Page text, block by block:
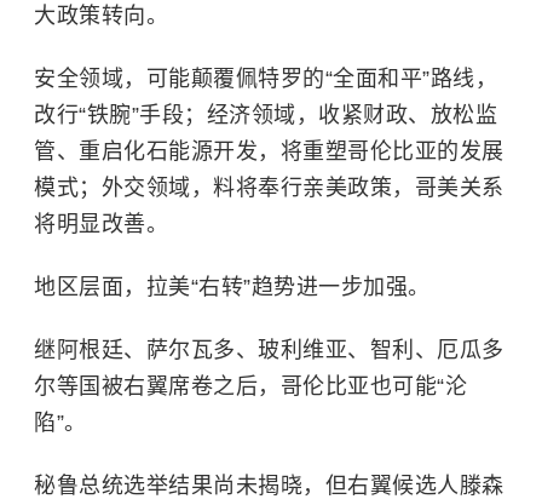
大政策转向。
安全领域，可能颠覆佩特罗的“全面和平”路线，
改行“铁腕”手段；经济领域，收紧财政、放松监
管、重启化石能源开发，将重塑哥伦比亚的发展
模式；外交领域，料将奉行亲美政策，哥美关系
将明显改善。
地区层面，拉美“右转”趋势进一步加强。
继阿根廷、萨尔瓦多、玻利维亚、智利、厄瓜多
尔等国被右翼席卷之后，哥伦比亚也可能“沦
陷”。
秘鲁总统选举结果尚未揭晓，但右翼候选人滕森